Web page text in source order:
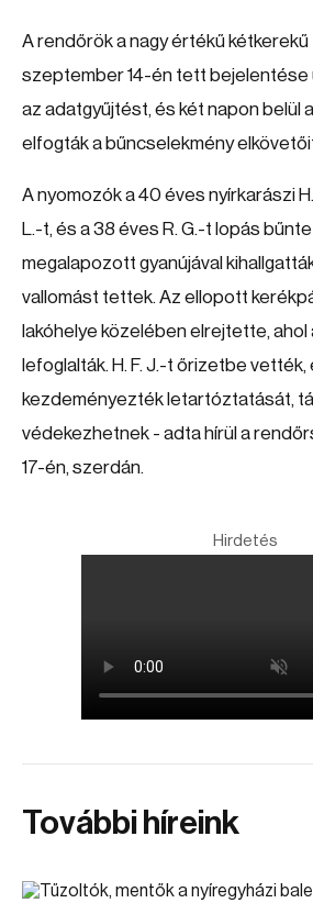
A rendőrök a nagy értékű
szeptember 14-én tett bejelentése
az adatgyűjtést, és két napon belül
elfogták a bűncselekmény
A nyomozók a 40 éves nyírkarászi
L.-t, és a 38 éves R. G.-t lopás
megalapozott gyanújával
vallomást tettek. Az ellopott
lakóhelye közelében elrejtette,
lefoglalták. H. F. J.-t őrizetbe vették,
kezdeményezték letartóztatását,
védekezhetnek - adta hírül a
17-én, szerdán.
Hirdetés
További híreink